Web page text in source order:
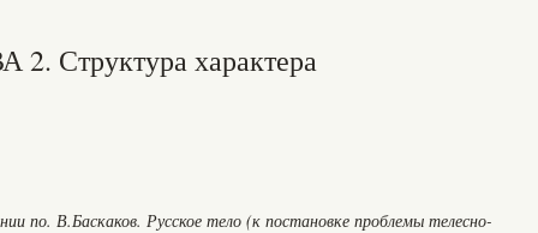
2. Структура характера
по. В.Баскаков. Русское тело (к постановке проблемы телесно-